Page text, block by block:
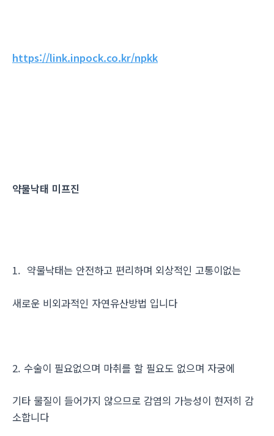
https://link.inpock.co.kr/npkk
약물낙태 미프진
1. 약물낙태는 안전하고 편리하며 외상적인 고통이없는
새로운 비외과적인 자연유산방법 입니다
2. 수술이 필요없으며 마취를 할 필요도 없으며 자궁에
기타 물질이 들어가지 않으므로 감염의 가능성이 현저히 감
소합니다